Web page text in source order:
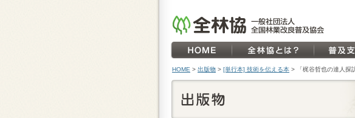
HOME > 出版物 > [単行本] 技術を伝える本 > 「梶谷哲也の達人探